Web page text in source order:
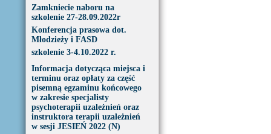
Zamkniecie naboru na
szkolenie 27-28.09.2022r
Konferencja prasowa dot.
Młodzieży i FASD
szkolenie 3-4.10.2022 r.
Informacja dotycząca miejsca i
terminu oraz opłaty za część
pisemną egzaminu końcowego
w zakresie specjalisty
psychoterapii uzależnień oraz
instruktora terapii uzależnień
w sesji JESIEŃ 2022 (N)